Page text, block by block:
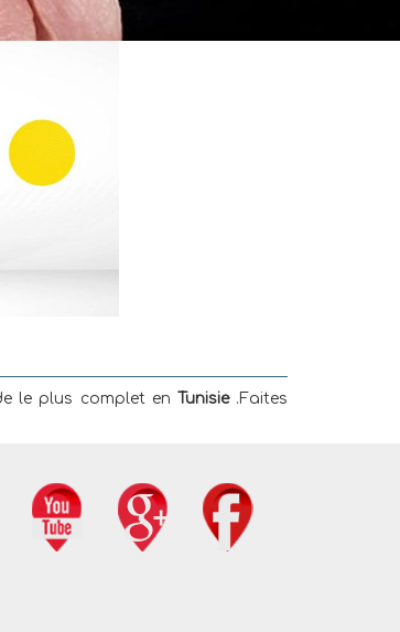
le plus complet en Tunisie.Faites